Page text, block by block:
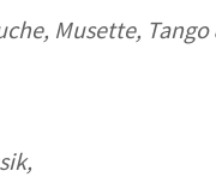
Musette, Tango